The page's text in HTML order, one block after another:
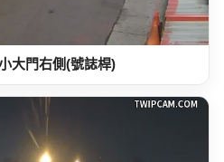
大門右側(號誌桿)